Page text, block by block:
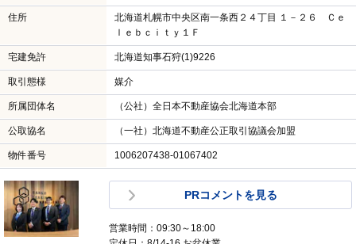
住所
北海道札幌市中央区南一条西２４丁目 １－２６ Ｃｅ
ｌｅｂｃｉｔｙ１Ｆ
宅建免許 北海道知事石狩(1)9226
取引態様 媒介
所属団体名 （公社）全日本不動産協会北海道本部
公取協名 （一社）北海道不動産公正取引協議会加盟
物件番号 1006207438-01067402
PRコメントを見る
営業時間：09:30～18:00